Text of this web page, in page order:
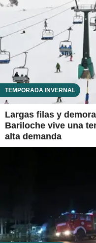
TEMPORADA INVERNAL
Largas filas y
Bariloche vive una
alta demanda